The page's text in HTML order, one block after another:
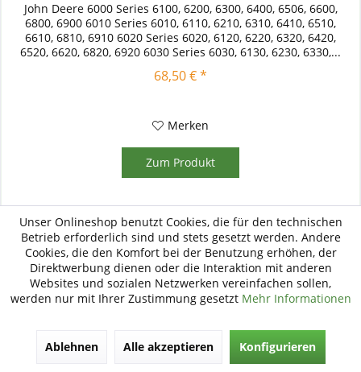
John Deere 6000 Series 6100, 6200, 6300, 6400, 6506, 6600,
6800, 6900 6010 Series 6010, 6110, 6210, 6310, 6410, 6510,
6610, 6810, 6910 6020 Series 6020, 6120, 6220, 6320, 6420,
6520, 6620, 6820, 6920 6030 Series 6030, 6130, 6230, 6330,...
68,50 € *
Merken
Zum Produkt
Unser Onlineshop benutzt Cookies, die für den technischen
Betrieb erforderlich sind und stets gesetzt werden. Andere
Cookies, die den Komfort bei der Benutzung erhöhen, der
Direktwerbung dienen oder die Interaktion mit anderen
Websites und sozialen Netzwerken vereinfachen sollen,
werden nur mit Ihrer Zustimmung gesetzt Mehr Informationen
Ablehnen Alle akzeptieren Konfigurieren